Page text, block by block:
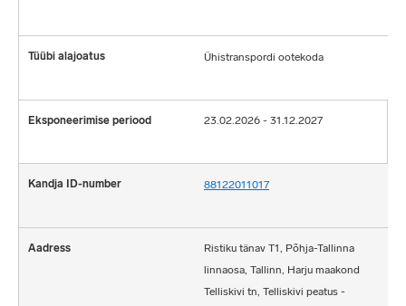
Ühistranspordi ootekoda
23.02.2026 - 31.12.2027
88122011017
Ristiku tänav T1, Põhja-Tallinna
linnaosa, Tallinn, Harju maakond
Telliskivi tn, Telliskivi peatus -